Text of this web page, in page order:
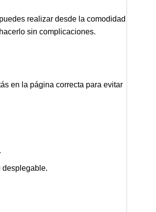
realizar desde la comodidad
sin complicaciones.
en la página correcta para evitar
.
desplegable.